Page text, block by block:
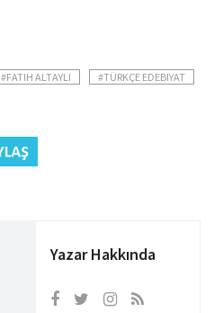
#FATIH ALTAYLI #TÜRKÇE EDEBIYAT
Yazar Hakkında